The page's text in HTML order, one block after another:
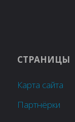
СТРАНИЦЫ
Карта сайта
Партнёрки